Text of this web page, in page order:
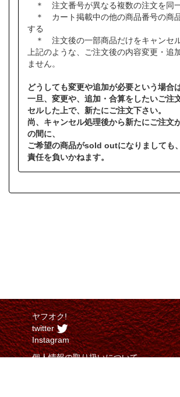
＊ 注文番号が異なる複数の注文を同
＊ カート掲載中の他の商品番号の商
する
＊ 注文後の一部商品だけをキャンセ
上記のような、ご注文後の内容変更・追
ません。
どうしても変更や追加が必要という場合は
一旦、変更や、追加・合算をしたいご注
セルした上で、新たにご注文下さい。
尚、キャンセル処理後から新たにご注文
の間に、
ご希望の商品がsold outになりましても
責任を負いかねます。
ヤフオク!
twitter
Instagram
個人情報の取り扱いについて